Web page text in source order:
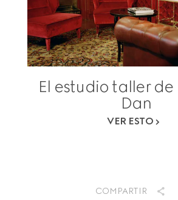
El estudio taller
Dan
VER ESTO
COMPARTIR